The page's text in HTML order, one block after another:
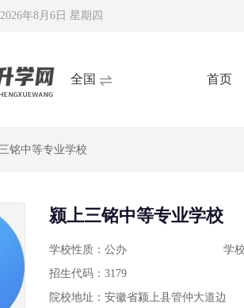
2026年8月6日 星期四
全国 首页
铭中等专业学校
颍上三铭中等专业学校
学校性质：公办
学
招生代码：3179
院校地址：安徽省颍上县管仲大道边